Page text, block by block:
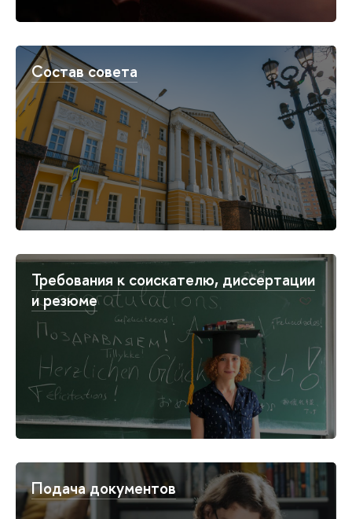
Состав совета
Требования к соискателю, диссертации
и резюме
Подача документов